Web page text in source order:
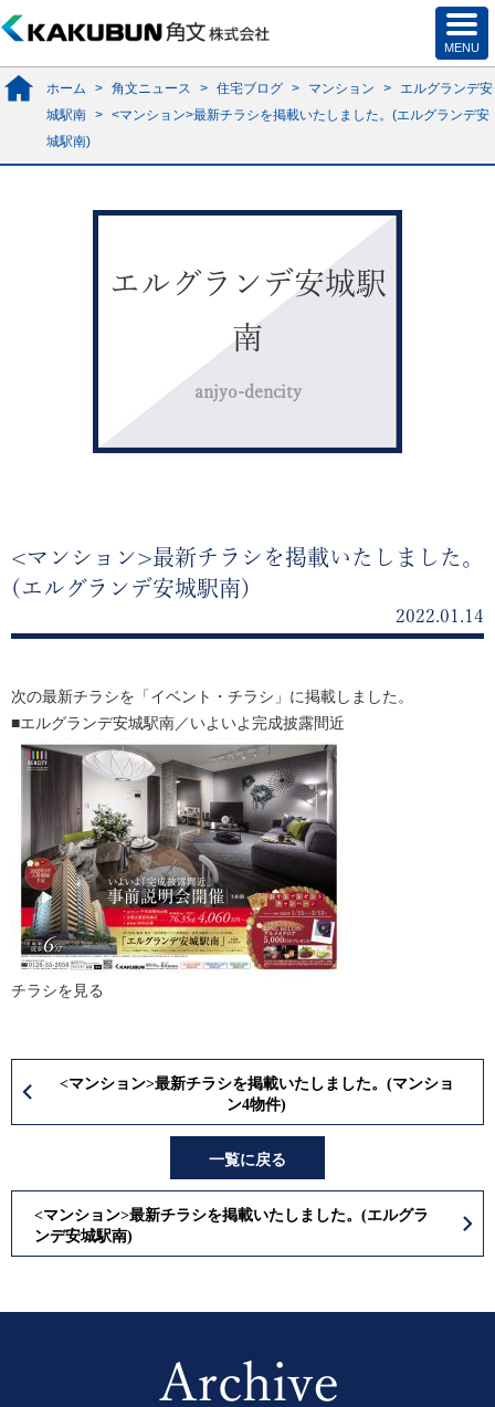
ホーム > 角文ニュース > 住宅ブログ > マンション > エルグランデ安
城駅南 > <マンション>最新チラシを掲載いたしました。(エルグランデ安
城駅南)
エルグランデ安城駅
南
anjyo-dencity
<マンション>最新チラシを掲載いたしました。
(エルグランデ安城駅南)
2022.01.14
次の最新チラシを「イベント・チラシ」に掲載しました。
■エルグランデ安城駅南／いよいよ完成披露間近
チラシを見る
<マンション>最新チラシを掲載いたしました。(マンショ
ン4物件)
一覧に戻る
<マンション>最新チラシを掲載いたしました。(エルグラ
ンデ安城駅南)